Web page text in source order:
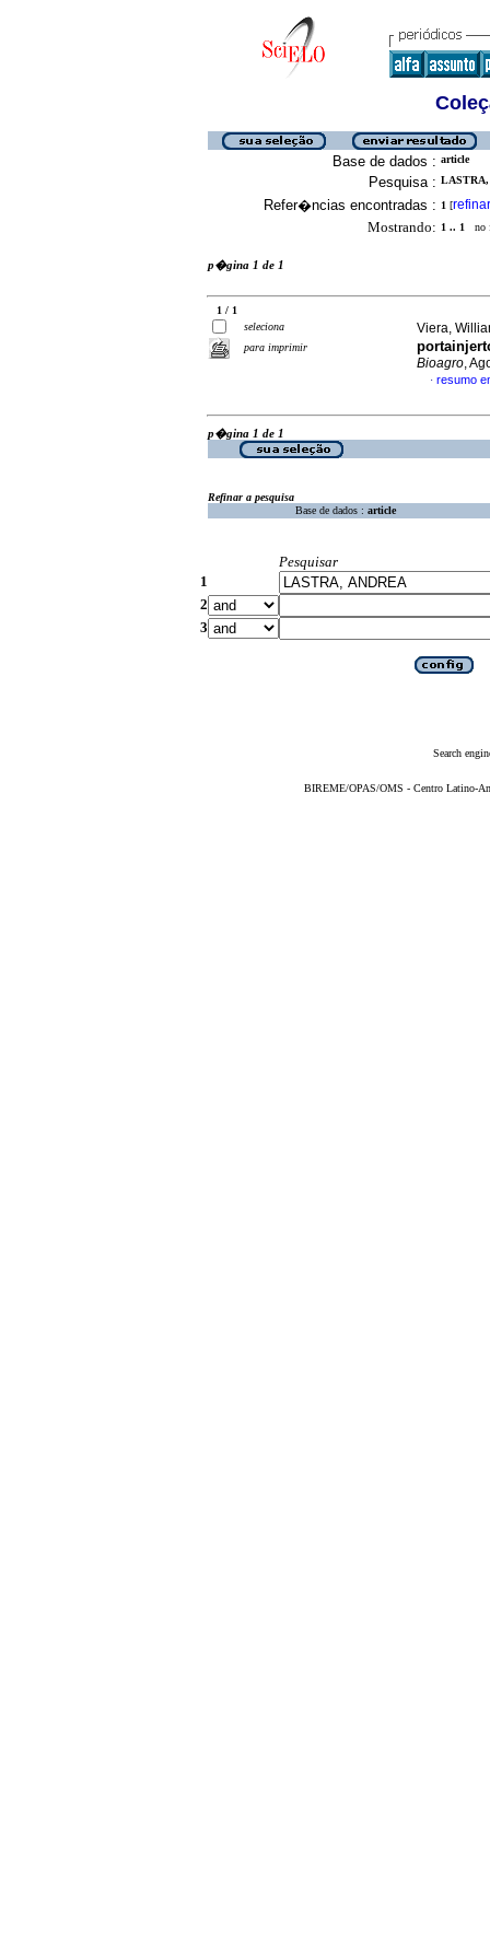
Base de dados : article
Pesquisa : LASTRA,
Refer�ncias encontradas : 1 [refinar
Mostrando: 1 .. 1 no
p�gina 1 de 1
1 / 1
seleciona
para imprimir
Viera,
Bioagro,
· resumo
p�gina 1 de 1
Refinar a pesquisa
Base de dados : article
Pesquisar
1
2
3
Search
BIREME/OPAS/OMS - Centro Latino-